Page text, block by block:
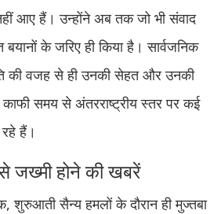
आए हैं। उन्होंने अब तक जो भी संवाद
बयानों के जरिए ही किया है। सार्वजनिक
की वजह से ही उनकी सेहत और उनकी
समय से अंतरराष्ट्रीय स्तर पर कई
हैं।
जख्मी होने की खबरें
शुरुआती सैन्य हमलों के दौरान ही मुज्तबा